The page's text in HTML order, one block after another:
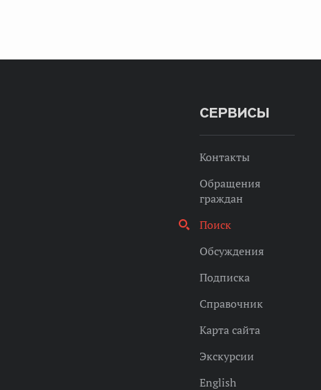
СЕРВИСЫ
Контакты
Обращения
граждан
Поиск
Обсуждения
Подписка
Справочник
Карта сайта
Экскурсии
English